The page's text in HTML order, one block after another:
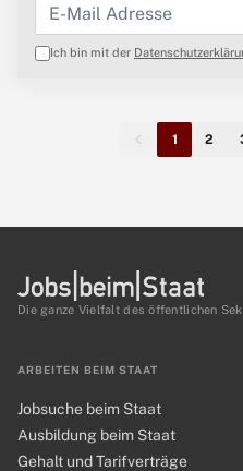
Ich bin mit der
1 2
Die ganze Vielfalt des öffentlichen
ARBEITEN BEIM STAAT
Jobsuche beim Staat
Ausbildung beim Staat
Gehalt und Tarifverträge